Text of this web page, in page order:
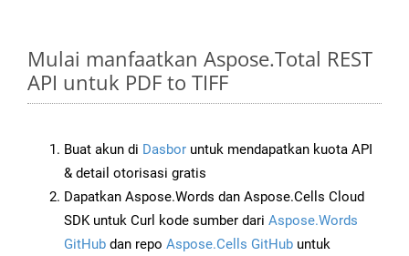
Mulai manfaatkan Aspose.Total REST
API untuk PDF to TIFF
Buat akun di Dasbor untuk mendapatkan kuota API
& detail otorisasi gratis
Dapatkan Aspose.Words dan Aspose.Cells Cloud
SDK untuk Curl kode sumber dari Aspose.Words
GitHub dan repo Aspose.Cells GitHub untuk